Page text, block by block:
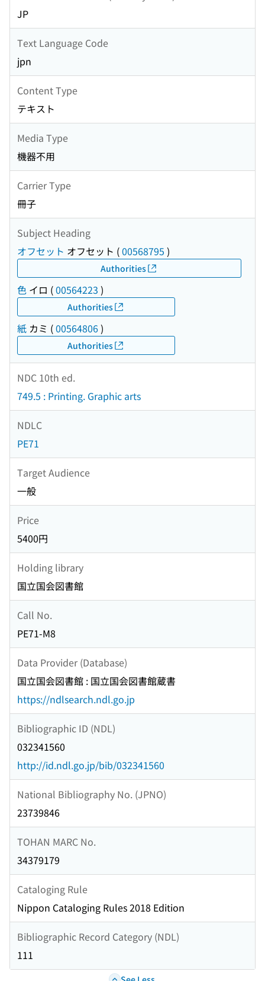
JP
Text Language Code
jpn
Content Type
テキスト
Media Type
機器不用
Carrier Type
冊子
Subject Heading
オフセット オフセット (00568795 )
Authorities
色 イロ (00564223 )
Authorities
紙 カミ (00564806)
Authorities
NDC 10th ed.
749.5 : Printing. Graphic arts
NDLC
PE71
Target Audience
一般
Price
5400円
Holding library
国立国会図書館
Call No.
PE71-M8
Data Provider (Database)
国立国会図書館 : 国立国会図書館蔵書
https://ndlsearch.ndl.go.jp
Bibliographic ID (NDL)
032341560
http://id.ndl.go.jp/bib/032341560
National Bibliography No. (JPNO)
23739846
TOHAN MARC No.
34379179
Cataloging Rule
Nippon Cataloging Rules 2018 Edition
Bibliographic Record Category (NDL)
111